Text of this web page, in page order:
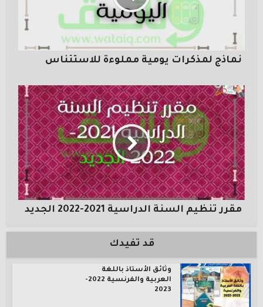
نماذج لمذكرات يومية مملوءة للاستئناس
مقرر تنظيم السنة الدراسية 2021-2022 الجديد
قد تفيدك
وثائق الأستاذ باللغة
العربية والفرنسية 2022-
2023